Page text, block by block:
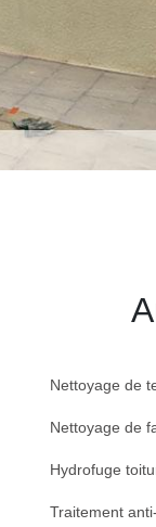
Nettoyage de
Nettoyage de
Hydrofuge
Traitement